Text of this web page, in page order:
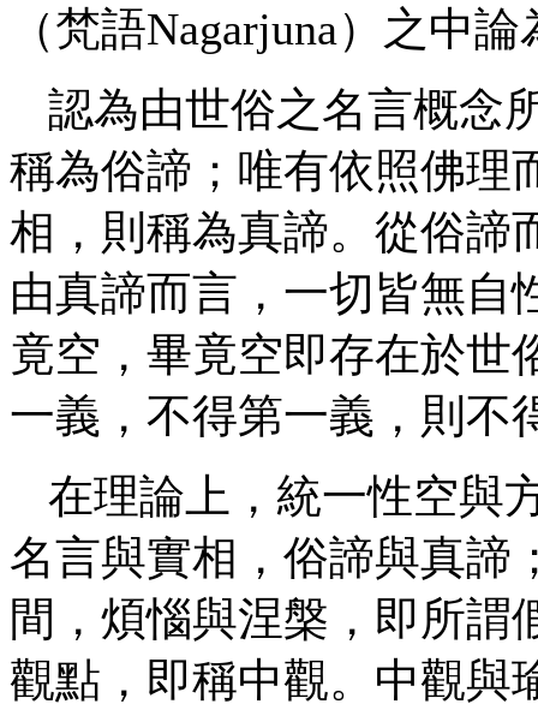
（梵語Nagarjuna）之中
認為由世俗之名言概念
稱為俗諦；唯有依照佛理
相，則稱為真諦。從俗諦
由真諦而言，一切皆無自
竟空，畢竟空即存在於世
一義，不得第一義，則不
在理論上，統一性空與
名言與實相，俗諦與真諦
間，煩惱與涅槃，即所謂
觀點，即稱中觀。中觀與